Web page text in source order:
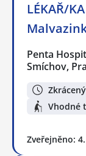
LÉKAŘ/
Penta
Smíchov,
Vhodné
Zveřejněno: